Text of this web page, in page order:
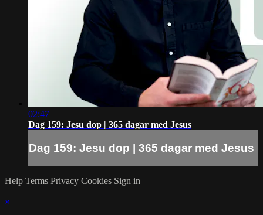
02:47
Dag 159: Jesu dop | 365 dagar med Jesus
Dag 159: Jesu dop | 365 dagar med Jesus
Help Terms Privacy Cookies Sign in
×